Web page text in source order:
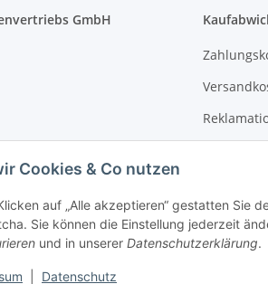
Cookies & Co nutzen
auf „Alle akzeptieren“ gestatten Sie
Sie können die Einstellung jederzeit
und in unserer Datenschutzerklärung.
Datenschutz
GmbH
gesetzlicher USt., zzgl.